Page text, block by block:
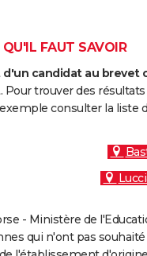
FAUT SAVOIR
candidat au brevet
. Pour trouver des
consulter la liste
- Ministère de
qui n'ont pas